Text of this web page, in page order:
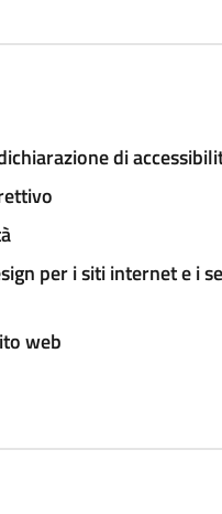
di
per i siti internet e i
web